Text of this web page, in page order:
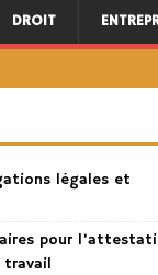
DROIT
légales et
pour
travail